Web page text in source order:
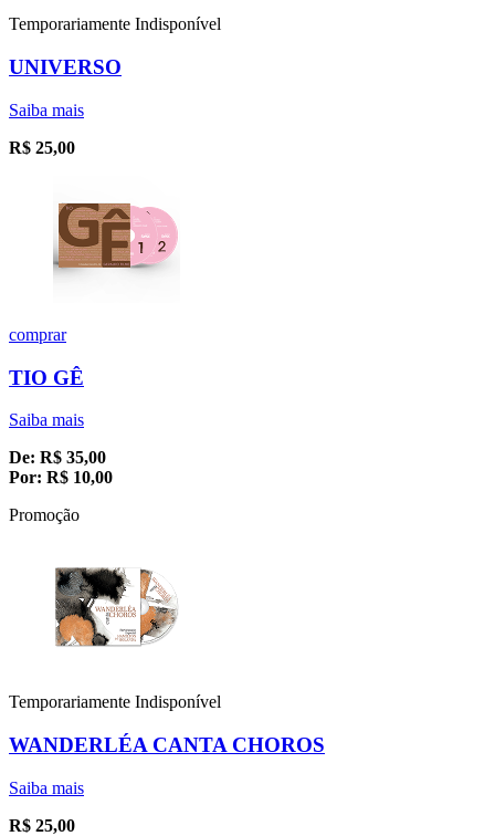
Temporariamente Indisponível
UNIVERSO
Saiba mais
R$ 25,00
comprar
TIO GÊ
Saiba mais
De: R$ 35,00
Por: R$ 10,00
Promoção
Temporariamente Indisponível
WANDERLÉA CANTA CHOROS
Saiba mais
R$ 25,00